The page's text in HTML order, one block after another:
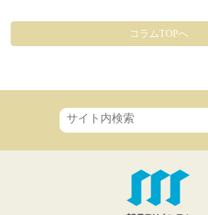
コラムTOPへ